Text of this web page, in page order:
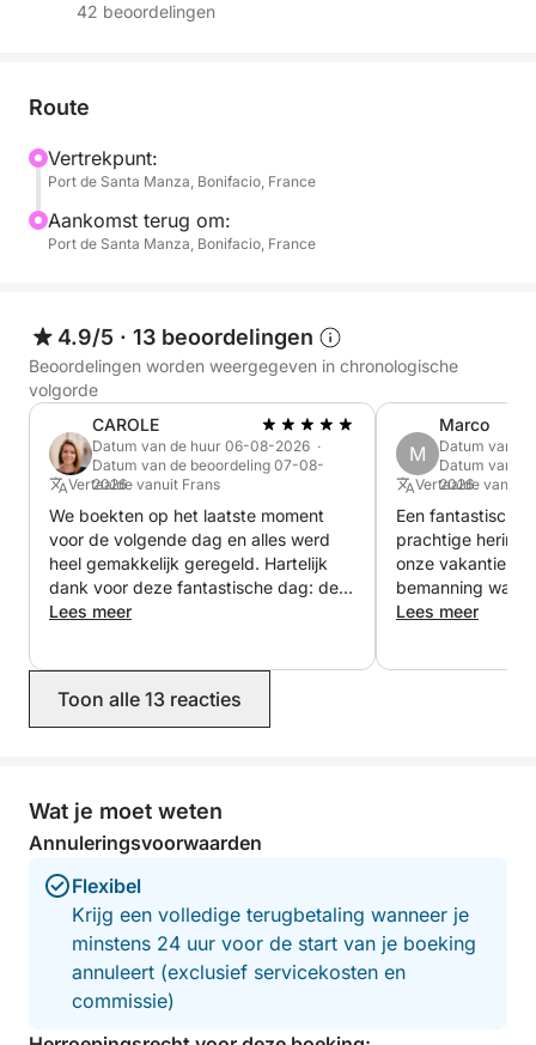
De boot is zeer comfortabel met een zonnedek,
42 beoordelingen
Route
Vertrekpunt:
Port de Santa Manza, Bonifacio, France
Aankomst terug om:
Port de Santa Manza, Bonifacio, France
4.9/5 · 13 beoordelingen
Beoordelingen worden weergegeven in chronologische
volgorde
CAROLE
Datum van de huur 06-08-2026 ·
Datum van de beoordeling 07-08-
2026
Vertaalde vanuit Frans
We boekten op het laatste moment
voor de volgende dag en alles werd
heel gemakkelijk geregeld. Hartelijk
dank voor deze fantastische dag: de
kliffen van Bonifacio, de eilanden
jullie uitstekende aanbeveling voor de
lunch in de haven van Bonifacio. Een
Lees meer
M
Marco
Datum van
Datum van
2026
Vertaalde vanuit
Een fantastische
prachtige
onze vakantie op
bemanning was
professioneel en
Lees meer
Toon alle 13 reacties
Wat je moet weten
Annuleringsvoorwaarden
Flexibel
Krijg een volledige terugbetaling wanneer je
minstens 24 uur voor de start van je boeking
annuleert (exclusief servicekosten en
commissie)